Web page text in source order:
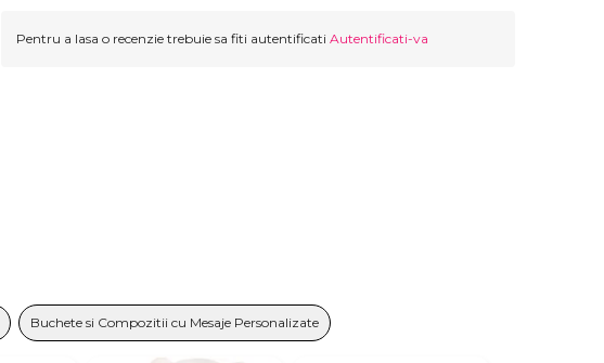
Pentru a lasa o recenzie trebuie sa fiti autentificati Autentificati-va
Buchete si Compozitii cu Mesaje Personalizate